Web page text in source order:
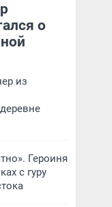
о
из
Героиня
с гуру